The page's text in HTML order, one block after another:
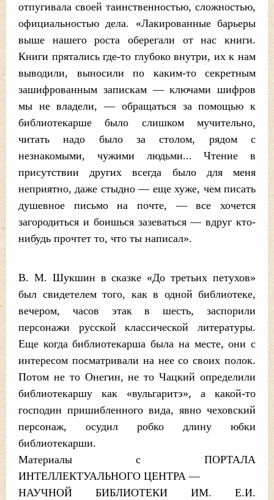
отпугивала своей таинственностью, сложностью,
официальностью дела. «Лакированные барьеры
выше нашего роста оберегали от нас книги.
Книги прятались где-то глубоко внутри, их к нам
выводили, выносили по каким-то секретным
зашифрованным запискам — ключами шифров
мы не владели, — обращаться за помощью к
библиотекарше было слишком мучительно,
читать надо было за столом, рядом с
незнакомыми, чужими людьми... Чтение в
присутствии других всегда было для меня
неприятно, даже стыдно — еще хуже, чем писать
душевное письмо на почте, — все хочется
загородиться и боишься зазеваться — вдруг кто-
нибудь прочтет то, что ты написал».
В. М. Шукшин в сказке «До третьих петухов»
был свидетелем того, как в одной библиотеке,
вечером, часов этак в шесть, заспорили
персонажи русской классической литературы.
Еще когда библиотекарша была на месте, они с
интересом посматривали на нее со своих полок.
Потом не то Онегин, не то Чацкий определили
библиотекаршу как «вульгаритэ», а какой-то
господин пришибленного вида, явно чеховский
персонаж, осудил робко длину юбки
библиотекарши.
Материалы с ПОРТАЛА
ИНТЕЛЛЕКТУАЛЬНОГО ЦЕНТРА —
НАУЧНОЙ БИБЛИОТЕКИ ИМ. Е.И.